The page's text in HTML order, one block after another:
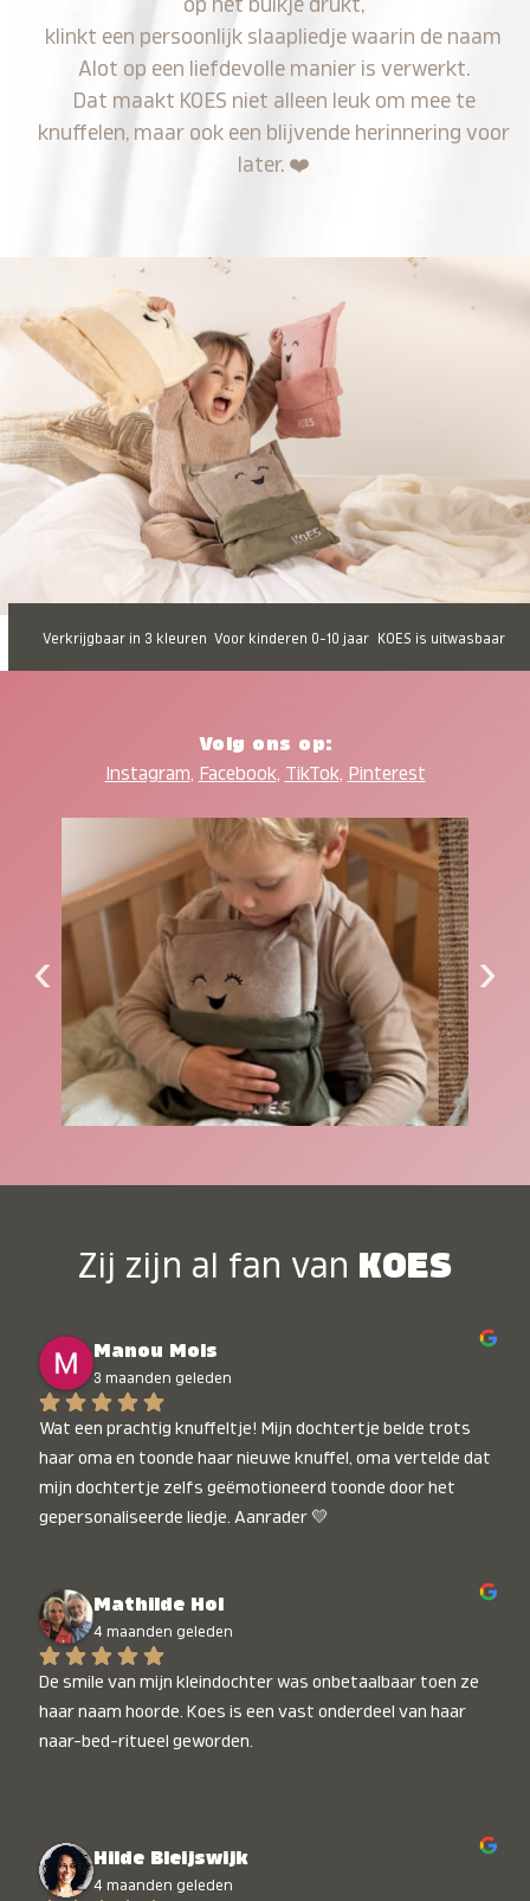
op het buikje drukt,
klinkt een persoonlijk slaapliedje waarin de naam
Alot op een liefdevolle manier is verwerkt.
Dat maakt KOES niet alleen leuk om mee te
knuffelen, maar ook een blijvende herinnering voor
later. ❤️
Verkrijgbaar in 3 kleuren Voor kinderen 0-10 jaar KOES is uitwasbaar
Volg ons op:
Instagram, Facebook, TikTok, Pinterest
‹ ›
Zij zijn al fan van KOES
Manou Mols
3 maanden geleden
Wat een prachtig knuffeltje! Mijn dochtertje belde trots
haar oma en toonde haar nieuwe knuffel, oma vertelde dat
mijn dochtertje zelfs geëmotioneerd toonde door het
gepersonaliseerde liedje. Aanrader 💛
Mathilde Hol
4 maanden geleden
De smile van mijn kleindochter was onbetaalbaar toen ze
haar naam hoorde. Koes is een vast onderdeel van haar
naar-bed-ritueel geworden.
Hilde Bleijswijk
4 maanden geleden